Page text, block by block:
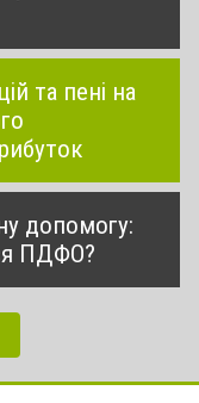
та пені на
допомогу:
ПДФО?